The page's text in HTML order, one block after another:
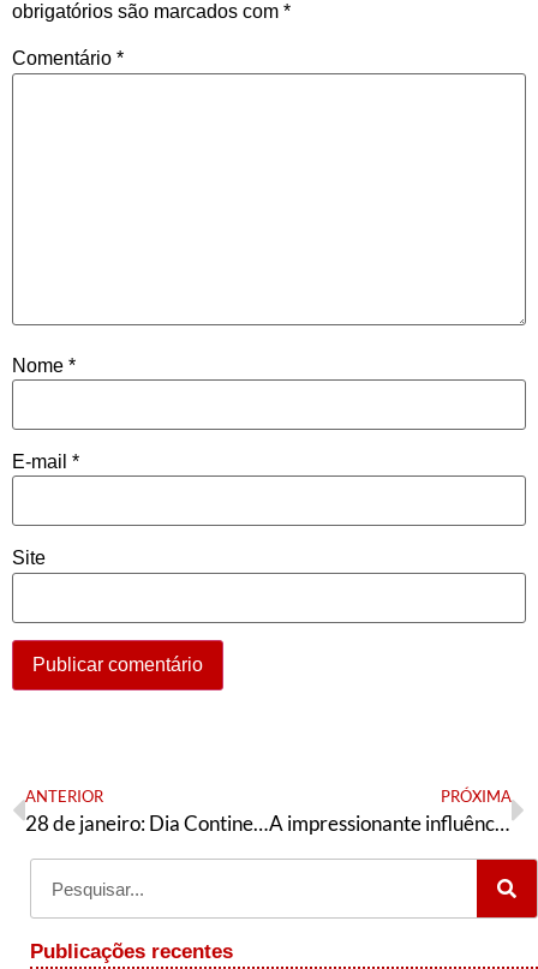
obrigatórios são marcados com *
Comentário *
Nome *
E-mail *
Site
ANTERIOR
28 de janeiro: Dia Continental de Mobilização
PRÓXIMA
A impressionante influência do senhor Quaquá
Publicações recentes